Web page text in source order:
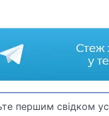
першим свідком